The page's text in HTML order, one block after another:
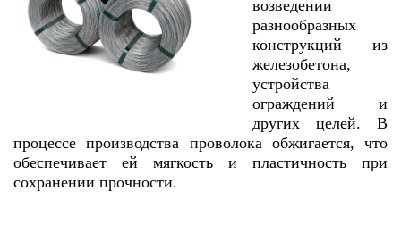
возведении
разнообразных
конструкций из
железобетона,
устройства
ограждений и
других целей. В
процессе производства проволока обжигается, что
обеспечивает ей мягкость и пластичность при
сохранении прочности.